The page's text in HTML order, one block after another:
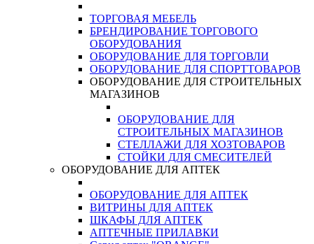
ТОРГОВАЯ МЕБЕЛЬ
БРЕНДИРОВАНИЕ ТОРГОВОГО
ОБОРУДОВАНИЯ
ОБОРУДОВАНИЕ ДЛЯ ТОРГОВЛИ
ОБОРУДОВАНИЕ ДЛЯ СПОРТТОВАРОВ
ОБОРУДОВАНИЕ ДЛЯ СТРОИТЕЛЬНЫХ
МАГАЗИНОВ
ОБОРУДОВАНИЕ ДЛЯ
СТРОИТЕЛЬНЫХ МАГАЗИНОВ
СТЕЛЛАЖИ ДЛЯ ХОЗТОВАРОВ
СТОЙКИ ДЛЯ СМЕСИТЕЛЕЙ
ОБОРУДОВАНИЕ ДЛЯ АПТЕК
ОБОРУДОВАНИЕ ДЛЯ АПТЕК
ВИТРИНЫ ДЛЯ АПТЕК
ШКАФЫ ДЛЯ АПТЕК
АПТЕЧНЫЕ ПРИЛАВКИ